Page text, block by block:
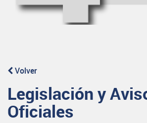
Volver
Legislación y
Oficiales